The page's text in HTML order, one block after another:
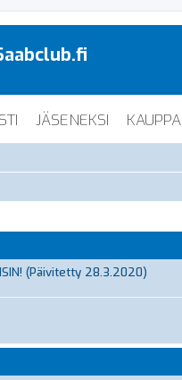
JÄSENEKSI KAUPPA
(Päivitetty 28.3.2020)